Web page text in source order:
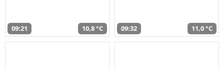
09:21 10,8 °C 09:32 11,0 °C